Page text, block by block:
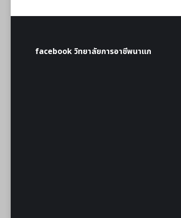
facebook วิทยาลัยการอาชีพนาแก